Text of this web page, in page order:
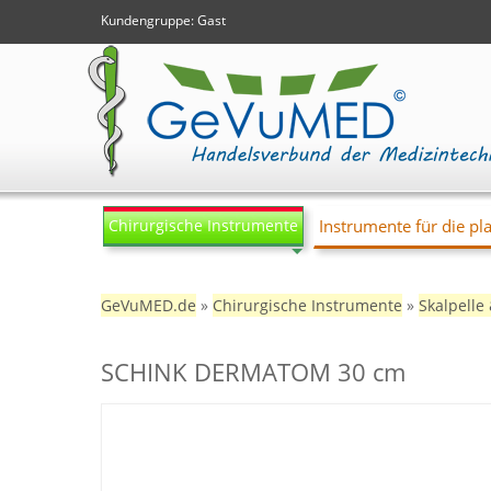
Kundengruppe:Gast
Chirurgische Instrumente Instrumente für die
GeVuMED.de » Chirurgische Instrumente »
SCHINK DERMATOM 30 cm